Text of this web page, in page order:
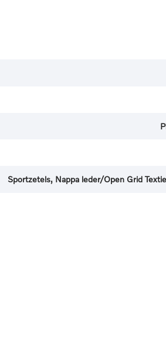
Sportzetels, Nappa leder/Open Grid